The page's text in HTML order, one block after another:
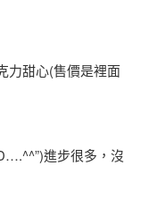
力甜心(售價是裡面
進步很多，沒